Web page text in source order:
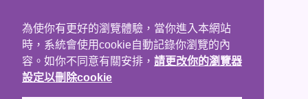
為使你有更好的瀏覽體驗，當你進入本網站
時，系統會使用cookie自動記錄你瀏覽的內
容。如你不同意有關安排， 請更改你的瀏覽器
設定以刪除cookie
聯絡我們
免責條款